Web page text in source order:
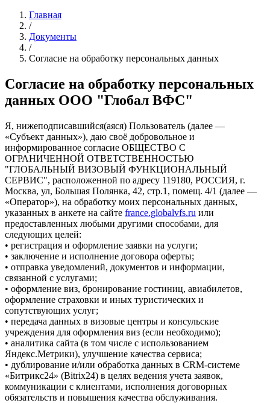
Главная
/
Документы
/
Согласие на обработку персональных данных
Согласие на обработку персональных
данных ООО "Глобал ВФС"
Я, нижеподписавшийся(аяся) Пользователь (далее —
«Субъект данных»), даю своё добровольное и
информированное согласие ОБЩЕСТВО С
ОГРАНИЧЕННОЙ ОТВЕТСТВЕННОСТЬЮ
"ГЛОБАЛЬНЫЙ ВИЗОВЫЙ ФУНКЦИОНАЛЬНЫЙ
СЕРВИС", расположенной по адресу 119180, РОССИЯ, г.
Москва, ул, Большая Полянка, 42, стр.1, помещ. 4/1 (далее —
«Оператор»), на обработку моих персональных данных,
указанных в анкете на сайте france.globalvfs.ru или
предоставленных любыми другими способами, для
следующих целей:
• регистрация и оформление заявки на услуги;
• заключение и исполнение договора оферты;
• отправка уведомлений, документов и информации,
связанной с услугами;
• оформление виз, бронирование гостиниц, авиабилетов,
оформление страховки и иных туристических и
сопутствующих услуг;
• передача данных в визовые центры и консульские
учреждения для оформления виз (если необходимо);
• аналитика сайта (в том числе с использованием
Яндекс.Метрики), улучшение качества сервиса;
• дублирование и/или обработка данных в CRM-системе
«Битрикс24» (Bitrix24) в целях ведения учета заявок,
коммуникации с клиентами, исполнения договорных
обязательств и повышения качества обслуживания.